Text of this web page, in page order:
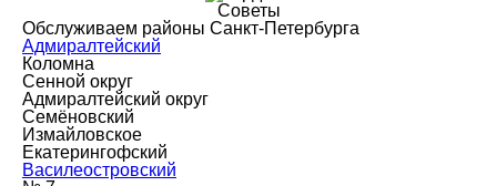
Советы
Обслуживаем районы Санкт-Петербурга
Адмиралтейский
Коломна
Сенной округ
Адмиралтейский округ
Семёновский
Измайловское
Екатерингофский
Василеостровский